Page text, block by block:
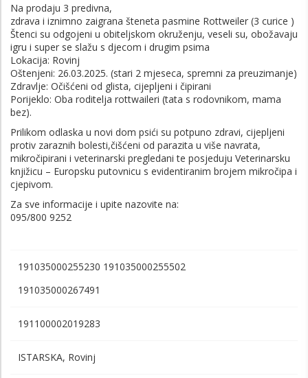
Na prodaju 3 predivna,
zdrava i iznimno zaigrana šteneta pasmine Rottweiler (3 curice )
Štenci su odgojeni u obiteljskom okruženju, veseli su, obožavaju
igru i super se slažu s djecom i drugim psima
Lokacija: Rovinj
Oštenjeni: 26.03.2025. (stari 2 mjeseca, spremni za preuzimanje)
Zdravlje: Očišćeni od glista, cijepljeni i čipirani
Porijeklo: Oba roditelja rottwaileri (tata s rodovnikom, mama
bez).
Prilikom odlaska u novi dom psići su potpuno zdravi, cijepljeni
protiv zaraznih bolesti,čišćeni od parazita u više navrata,
mikročipirani i veterinarski pregledani te posjeduju Veterinarsku
knjižicu – Europsku putovnicu s evidentiranim brojem mikročipa i
cjepivom.
Za sve informacije i upite nazovite na:
095/800 9252
191035000255230 191035000255502
191035000267491
191100002019283
ISTARSKA, Rovinj